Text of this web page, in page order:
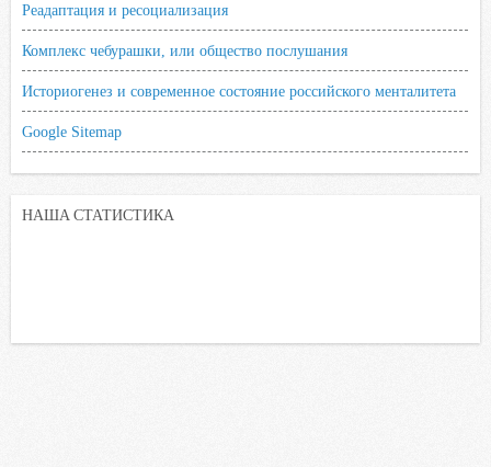
Реадаптация и ресоциализация
Комплекс чебурашки, или общество послушания
Историогенез и современное состояние российского менталитета
Google Sitemap
НАША СТАТИСТИКА